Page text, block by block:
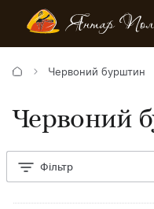
Червоний бурштин
Червоний
Фільтр